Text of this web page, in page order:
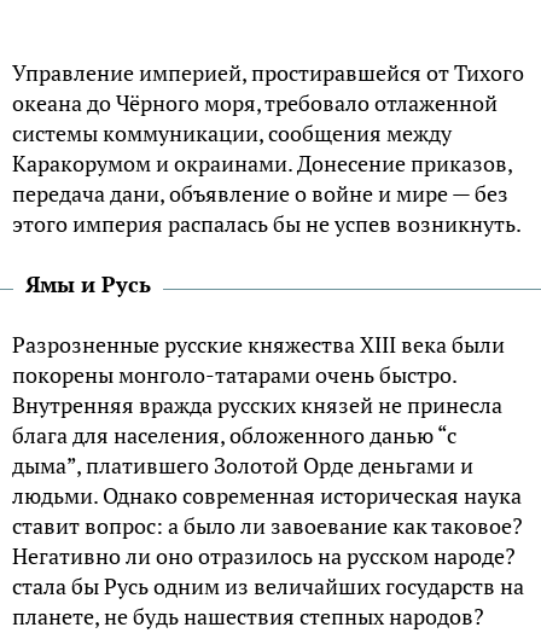
Управление империей, простиравшейся от Тихого
океана до Чёрного моря, требовало отлаженной
системы коммуникации, сообщения между
Каракорумом и окраинами. Донесение приказов,
передача дани, объявление о войне и мире — без
этого империя распалась бы не успев возникнуть.
Ямы и Русь
Разрозненные русские княжества XIII века были
покорены монголо-татарами очень быстро.
Внутренняя вражда русских князей не принесла
блага для населения, обложенного данью “с
дыма”, платившего Золотой Орде деньгами и
людьми. Однако современная историческая наука
ставит вопрос: а было ли завоевание как таковое?
Негативно ли оно отразилось на русском народе?
стала бы Русь одним из величайших государств на
планете, не будь нашествия степных народов?